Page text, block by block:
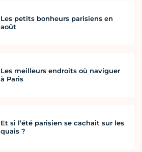
Les petits bonheurs parisiens en
août
Les meilleurs endroits où naviguer
à Paris
Et si l’été parisien se cachait sur les
quais ?